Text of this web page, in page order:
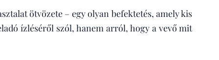
ötvözete – egy olyan befektetés, amely kis
ízléséről szól, hanem arról, hogy a vevő mit